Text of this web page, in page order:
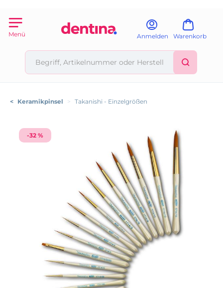
Menü Anmelden Warenkorb
< Keramikpinsel > Takanishi - Einzelgrößen
-32 %